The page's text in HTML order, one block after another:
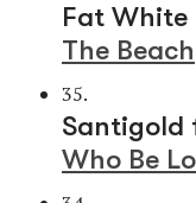
Fat White
The Beach
35.
Santigold
Who Be